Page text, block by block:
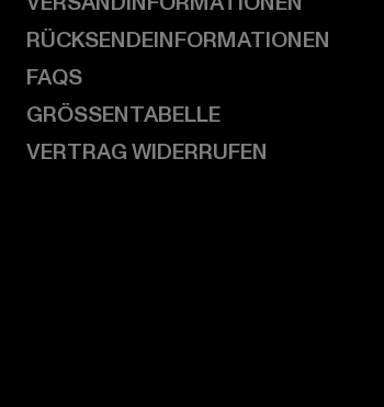
RÜCKSENDEINFORMATIONEN
FAQS
GRÖSSENTABELLE
VERTRAG WIDERRUFEN